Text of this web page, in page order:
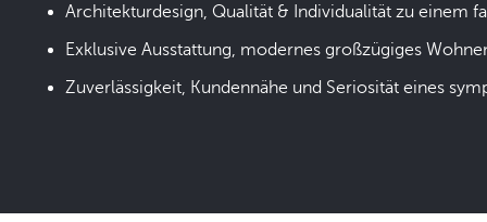
Architekturdesign, Qualität & Individualität zu einem
Exklusive Ausstattung, modernes großzügiges
Zuverlässigkeit, Kundennähe und Seriosität eines